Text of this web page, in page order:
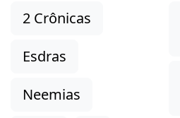
2 Crônicas
Esdras
Neemias